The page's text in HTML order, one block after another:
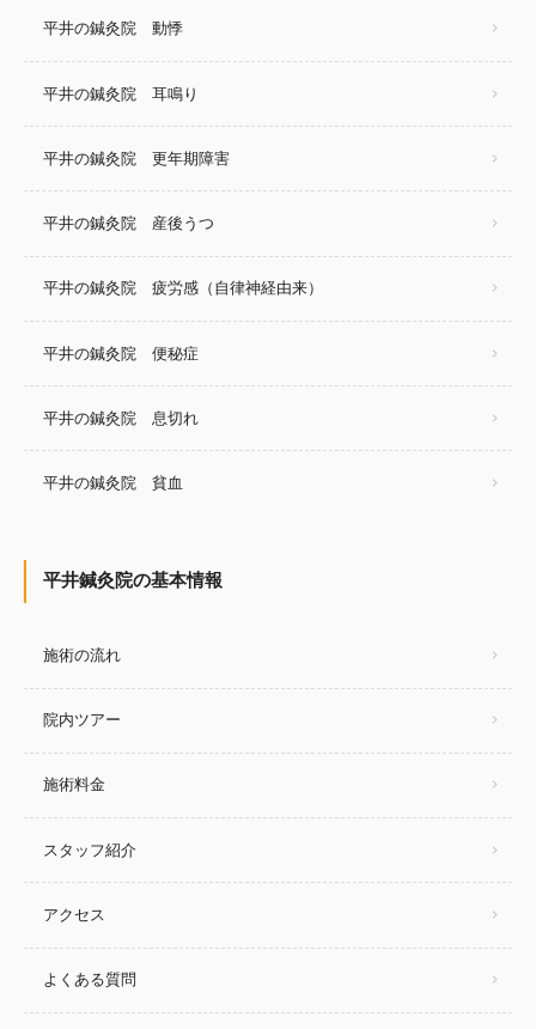
平井の鍼灸院 動悸
平井の鍼灸院 耳鳴り
平井の鍼灸院 更年期障害
平井の鍼灸院 産後うつ
平井の鍼灸院 疲労感（自律神経由来）
平井の鍼灸院 便秘症
平井の鍼灸院 息切れ
平井の鍼灸院 貧血
平井鍼灸院の基本情報
施術の流れ
院内ツアー
施術料金
スタッフ紹介
アクセス
よくある質問